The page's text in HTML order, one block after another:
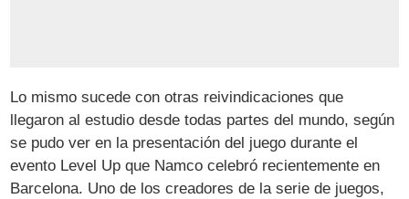
Lo mismo sucede con otras reivindicaciones que
llegaron al estudio desde todas partes del mundo, según
se pudo ver en la presentación del juego durante el
evento Level Up que Namco celebró recientemente en
Barcelona. Uno de los creadores de la serie de juegos,